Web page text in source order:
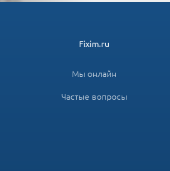
Fixim.ru
Мы онлайн
Частые вопросы